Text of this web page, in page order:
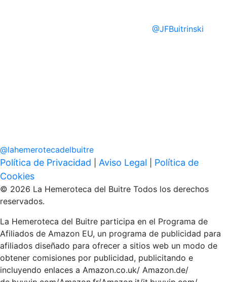
@JFBuitrinski
@lahemerotecadelbuitre
Política de Privacidad Aviso Legal
Política de
Cookies
© 2026 La Hemeroteca del Buitre Todos los derechos
reservados.
La Hemeroteca del Buitre participa en el Programa de
Afiliados de Amazon EU, un programa de publicidad para
afiliados diseñado para ofrecer a sitios web un modo de
obtener comisiones por publicidad, publicitando e
incluyendo enlaces a Amazon.co.uk/ Amazon.de/